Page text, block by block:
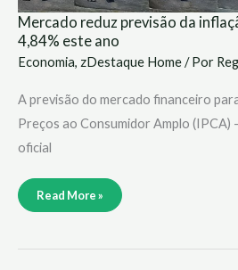
Mercado reduz previsão da
4,84% este ano
Economia, zDestaque Home/ Por
A previsão do mercado financeiro
Preços ao Consumidor Amplo (IPCA)
oficial
Read More »